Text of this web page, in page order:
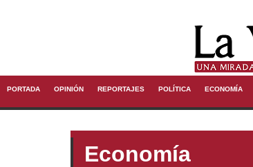
PORTADA OPINIÓN REPORTAJES POLÍTICA ECONOMÍA
Economía